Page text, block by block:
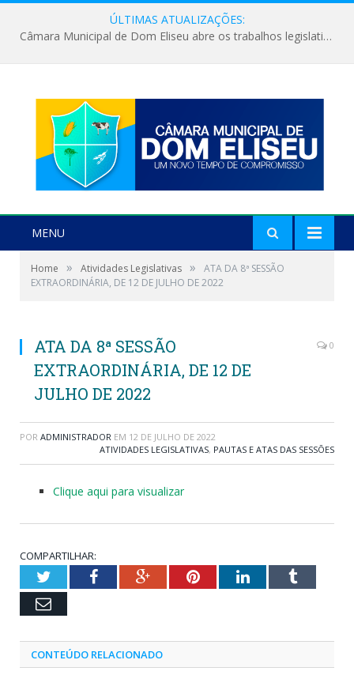
ÚLTIMAS ATUALIZAÇÕES:
Câmara Municipal de Dom Eliseu abre os trabalhos legislativos do segundo semestre
MENU
Home » Atividades Legislativas »
ATA DA 8ª SESSÃO
EXTRAORDINÁRIA, DE 12 DE JULHO DE 2022
ATA DA 8ª SESSÃO
EXTRAORDINÁRIA, DE 12 DE
JULHO DE 2022
0
POR ADMINISTRADOR EM 12 DE JULHO DE 2022
ATIVIDADES LEGISLATIVAS, PAUTAS E ATAS DAS SESSÕES
Clique aqui para visualizar
COMPARTILHAR:
TwitterFacebookGoogle+PinterestLinkedInTumblr
Email
CONTEÚDO RELACIONADO